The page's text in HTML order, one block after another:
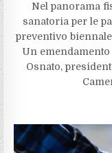
Nel panorama
sanatoria per le
preventivo
Un emendamento
Osnato,